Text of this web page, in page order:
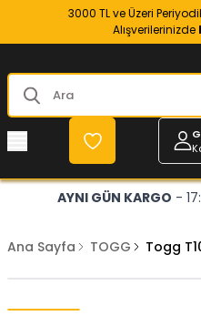
3000 TL ve Üzeri
Alışverilerinizde
AYNI GÜN KARGO -
Ana Sayfa TOGG Togg